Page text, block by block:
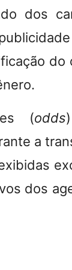
dos
do
(odds
a
dos